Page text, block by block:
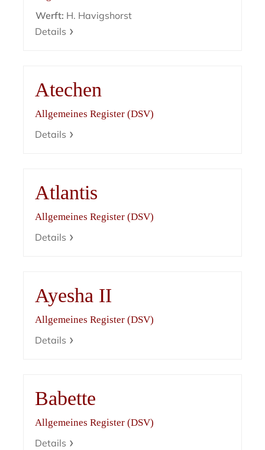
Werft: H. Havigshorst
Details
Atechen
Allgemeines Register (DSV)
Details
Atlantis
Allgemeines Register (DSV)
Details
Ayesha II
Allgemeines Register (DSV)
Details
Babette
Allgemeines Register (DSV)
Details